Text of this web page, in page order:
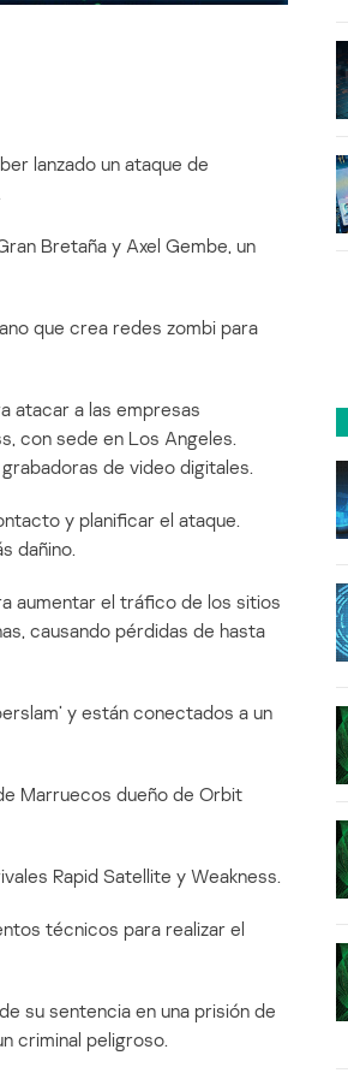
lanzado un ataque de
Bretaña y Axel Gembe, un
que crea redes zombi para
atacar a las empresas
con sede en Los Angeles.
de video digitales.
y planificar el ataque.
dañino.
aumentar el tráfico de los sitios
causando pérdidas de hasta
y están conectados a un
Marruecos dueño de Orbit
Rapid Satellite y Weakness.
técnicos para realizar el
su sentencia en una prisión de
criminal peligroso.